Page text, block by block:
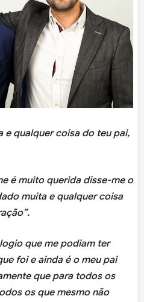
e qualquer coisa do teu pai,
é muito querida disse-me o
muita e qualquer coisa
que me podiam ter
foi e ainda é o meu pai
que para todos os
os que mesmo não